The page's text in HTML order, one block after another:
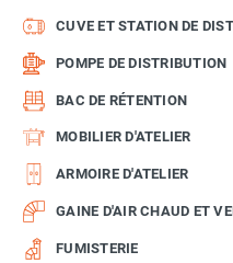
CUVE ET STATION DE
POMPE DE DISTRIBUTION
BAC DE RÉTENTION
MOBILIER D'ATELIER
ARMOIRE D'ATELIER
GAINE D'AIR CHAUD ET
FUMISTERIE